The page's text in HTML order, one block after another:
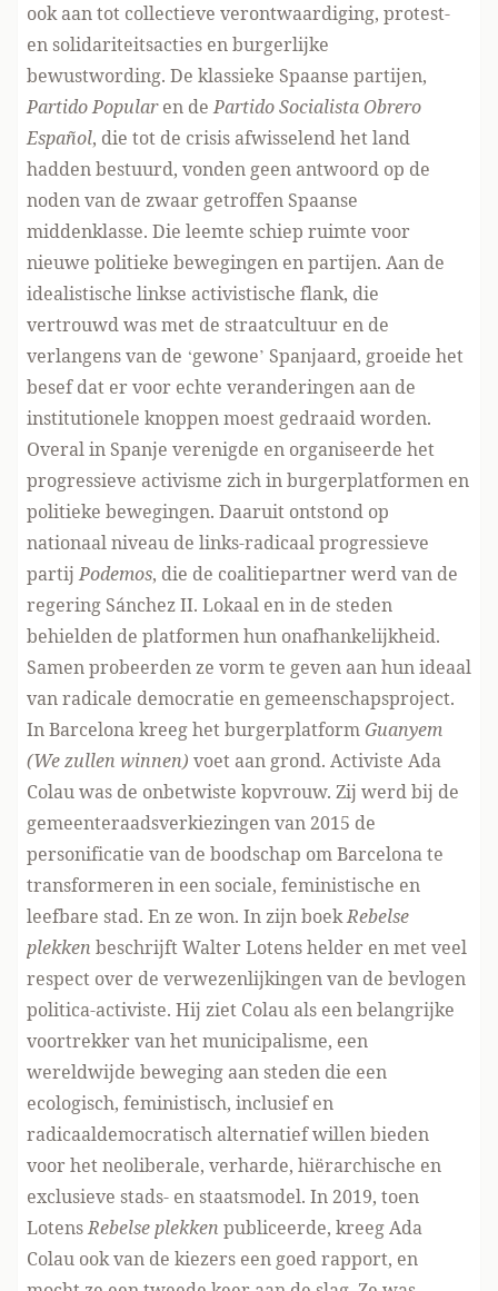
ook aan tot collectieve verontwaardiging, protest-
en solidariteitsacties en burgerlijke
bewustwording. De klassieke Spaanse partijen,
Partido Popularen dePartido Socialista Obrero
Español, die tot de crisis afwisselend het land
hadden bestuurd, vonden geen antwoord op de
noden van de zwaar getroffen Spaanse
middenklasse. Die leemte schiep ruimte voor
nieuwe politieke bewegingen en partijen. Aan de
idealistische linkse activistische flank, die
vertrouwd was met de straatcultuur en de
verlangens van de ‘gewone’ Spanjaard, groeide het
besef dat er voor echte veranderingen aan de
institutionele knoppen moest gedraaid worden.
Overal in Spanje verenigde en organiseerde het
progressieve activisme zich in burgerplatformen en
politieke bewegingen. Daaruit ontstond op
nationaal niveau de links-radicaal progressieve
partijPodemos, die de coalitiepartner werd van de
regering Sánchez II. Lokaal en in de steden
behielden de platformen hun onafhankelijkheid.
Samen probeerden ze vorm te geven aan hun ideaal
van radicale democratie en gemeenschapsproject.
In Barcelona kreeg het burgerplatform Guanyem
(We zullen winnen) voet aan grond. Activiste Ada
Colau was de onbetwiste kopvrouw. Zij werd bij de
gemeenteraadsverkiezingen van 2015 de
personificatie van de boodschap om Barcelona te
transformeren in een sociale, feministische en
leefbare stad. En ze won. In zijn boekRebelse
plekken beschrijft Walter Lotens helder en met veel
respect over de verwezenlijkingen van de bevlogen
politica-activiste. Hij ziet Colau als een belangrijke
voortrekker van het municipalisme, een
wereldwijde beweging aan steden die een
ecologisch, feministisch, inclusief en
radicaaldemocratisch alternatief willen bieden
voor het neoliberale, verharde, hiërarchische en
exclusieve stads- en staatsmodel. In 2019, toen
LotensRebelse plekken publiceerde, kreeg Ada
Colau ook van de kiezers een goed rapport, en